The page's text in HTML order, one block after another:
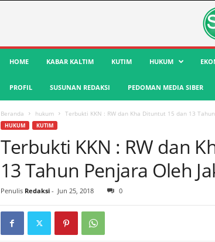
HOME KABAR KALTIM KUTIM HUKUM
PROFIL SUSUNAN REDAKSI PEDOMAN MEDIA SIBER
Beranda hukum Terbukti KKN : RW dan Kha Dituntut 15 dan 13
HUKUM KUTIM
Terbukti KKN : RW dan
13 Tahun Penjara Oleh
Penulis Redaksi- Jun 25, 2018 0